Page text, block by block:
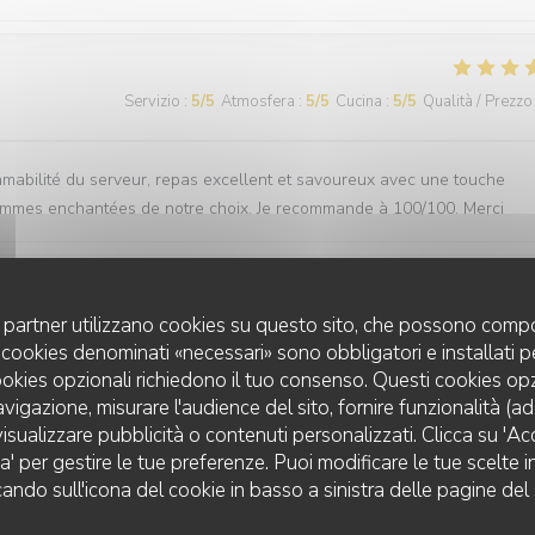
utilizzano cookies su questo sito, che possono
denominati «necessari» sono obbligatori e installati
opzionali richiedono il tuo consenso. Questi cookies
misurare l'audience del sito, fornire funzionalità
pubblicità o contenuti personalizzati. Clicca su
per gestire le tue preferenze. Puoi modificare le tue scelte
sull'icona del cookie in basso a sinistra delle pagine del
Servizio : 5/5 Atmosfera : 5/5 Cucina : 5/5 Qualità / Prezzo
du serveur, repas excellent et savoureux avec une touche
enchantées de notre choix. Je recommande à 100/100. Merci
Servizio: 5/5 Atmosfera: 5/5 Cucina: 5/5 Qualità / Prezzo
The service is great and we always feel welcomed. Anytime